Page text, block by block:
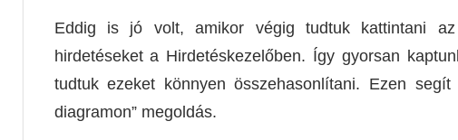
Eddig is jó volt, amikor végig tudtuk kattintani az
hirdetéseket a Hirdetéskezelőben. Így gyorsan
tudtuk ezeket könnyen összehasonlítani. Ezen
diagramon” megoldás.